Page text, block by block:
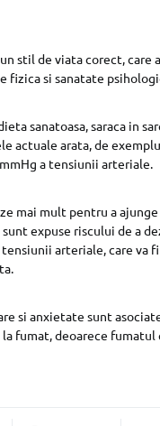
stil de viata corect, care
si sanatate
sanatoasa, saraca in
actuale arata, de
a tensiunii arteriale.
mai mult pentru a
expuse riscului de a
arteriale, care va
si anxietate sunt
fumat, deoarece fumatul